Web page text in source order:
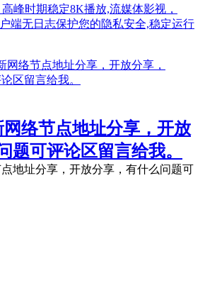
网络节点地址分享，开放
题可评论区留言给我。
点地址分享，开放分享，有什么问题可